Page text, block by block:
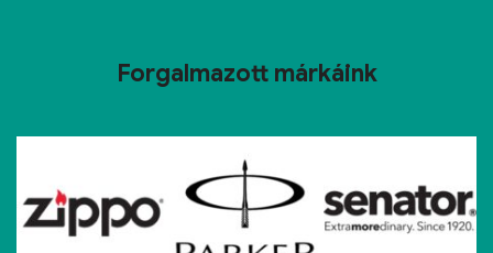
Forgalmazott márkáink